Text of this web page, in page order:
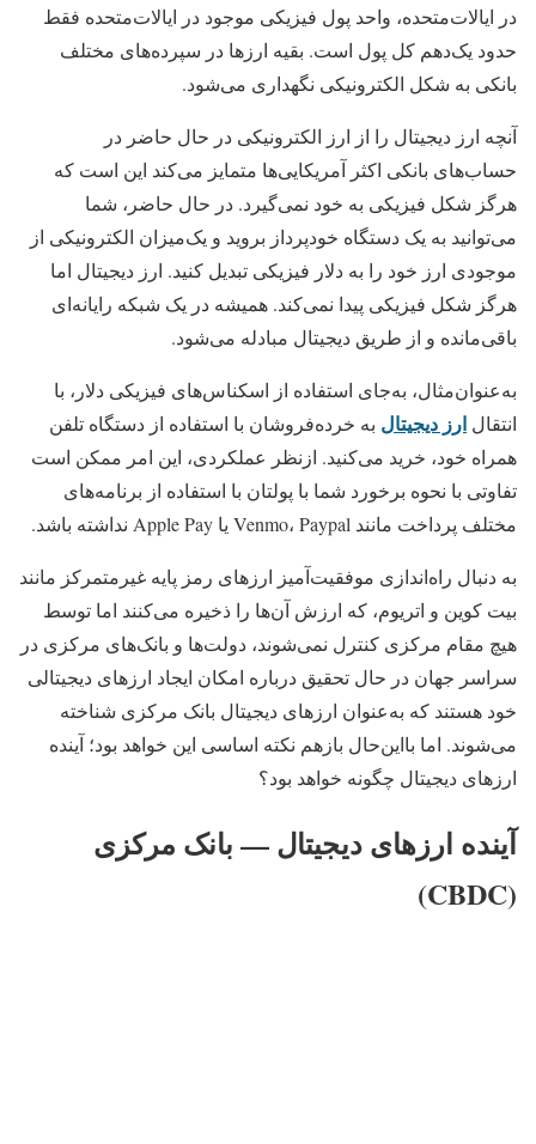
در ایالات‌متحده، واحد پول فیزیکی موجود در ایالات‌متحده فقط
حدود یک‌دهم کل پول است. بقیه ارزها در سپرده‌های مختلف
بانکی به شکل الکترونیکی نگهداری می‌شود.
آنچه ارز دیجیتال را از ارز الکترونیکی در حال حاضر در
حساب‌های بانکی اکثر آمریکایی‌ها متمایز می‌کند این است که
هرگز شکل فیزیکی به خود نمی‌گیرد. در حال حاضر، شما
می‌توانید به یک دستگاه خودپرداز بروید و یک‌میزان الکترونیکی از
موجودی ارز خود را به دلار فیزیکی تبدیل کنید. ارز دیجیتال اما
هرگز شکل فیزیکی پیدا نمی‌کند. همیشه در یک شبکه رایانه‌ای
باقی‌مانده و از طریق دیجیتال مبادله می‌شود.
به‌عنوان‌مثال، به‌جای استفاده از اسکناس‌های فیزیکی دلار، با
انتقال ارز دیجیتال به خرده‌فروشان با استفاده از دستگاه تلفن
همراه خود، خرید می‌کنید. ازنظر عملکردی، این امر ممکن است
تفاوتی با نحوه برخورد شما با پولتان با استفاده از برنامه‌های
مختلف پرداخت مانند Venmo، Paypal یا Apple Pay نداشته باشد.
به دنبال راه‌اندازی موفقیت‌آمیز ارزهای رمز پایه غیرمتمرکز مانند
بیت کوین و اتریوم، که ارزش آن‌ها را ذخیره می‌کنند اما توسط
هیچ مقام مرکزی کنترل نمی‌شوند، دولت‌ها و بانک‌های مرکزی در
سراسر جهان در حال تحقیق درباره امکان ایجاد ارزهای دیجیتالی
خود هستند که به‌عنوان ارزهای دیجیتال بانک مرکزی شناخته
می‌شوند. اما بااین‌حال بازهم نکته اساسی این خواهد بود؛ آینده
ارزهای دیجیتال چگونه خواهد بود؟
آینده ارزهای دیجیتال — بانک مرکزی
(CBDC)